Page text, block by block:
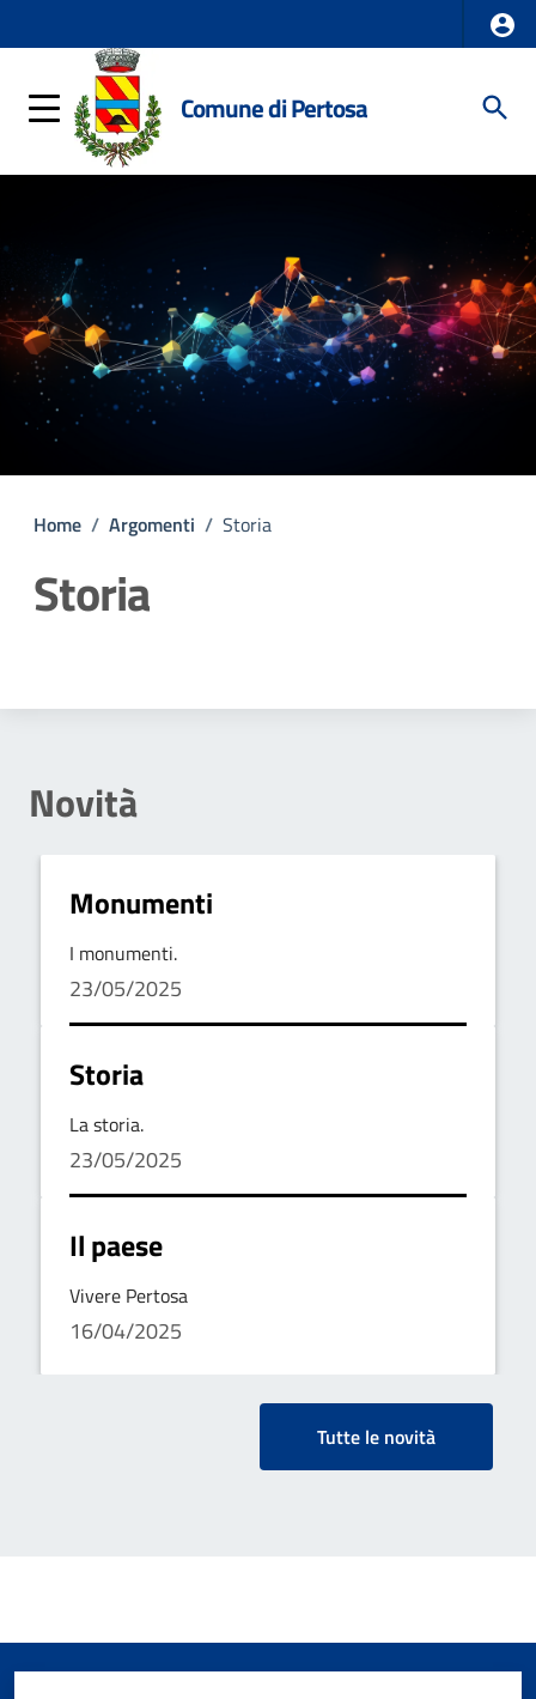
Comune di Pertosa
Home / Argomenti / Storia
Storia
Novità
Monumenti
I monumenti.
23/05/2025
Storia
La storia.
23/05/2025
Il paese
Vivere Pertosa
16/04/2025
Tutte le novità